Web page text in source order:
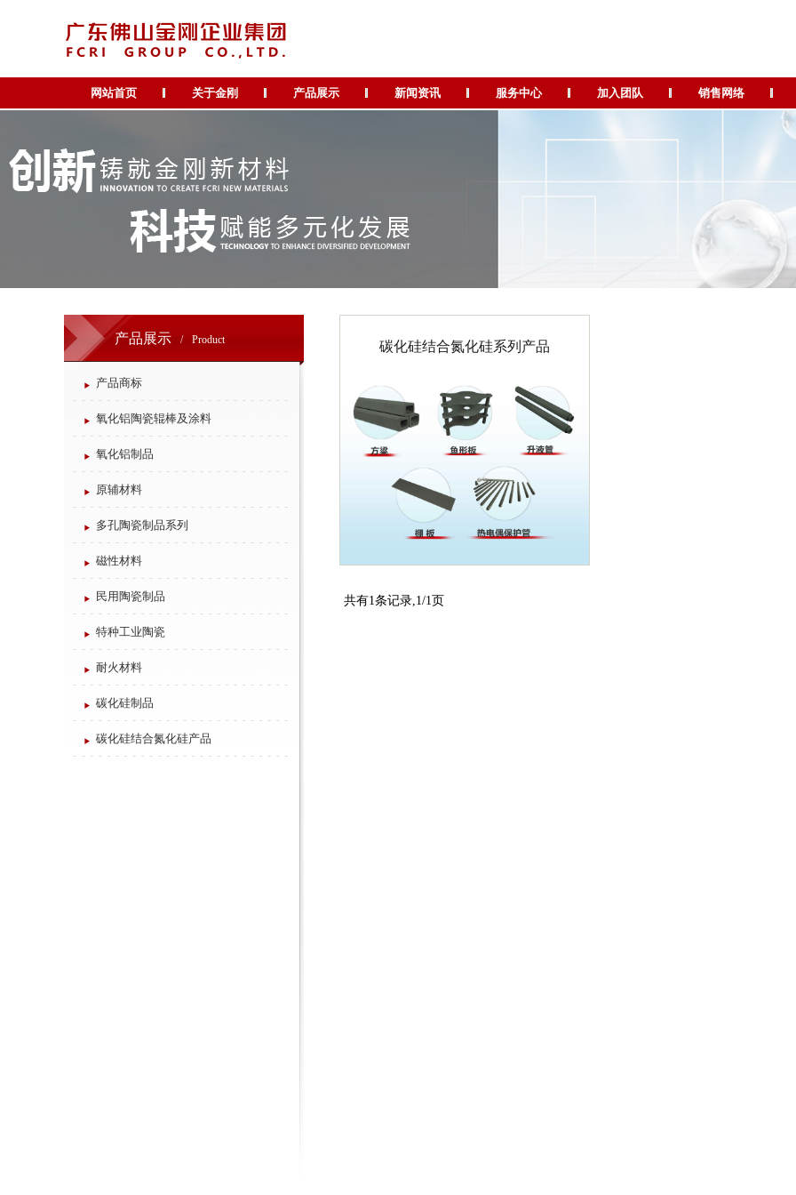
网站首页 关于金刚 产品展示 新闻资讯 服务中心 加入团队 销售网络
产品展示 / Product
产品商标
氧化铝陶瓷辊棒及涂料
氧化铝制品
原辅材料
多孔陶瓷制品系列
磁性材料
民用陶瓷制品
特种工业陶瓷
耐火材料
碳化硅制品
碳化硅结合氮化硅产品
碳化硅结合氮化硅系列产品
共有1条记录,1/1页